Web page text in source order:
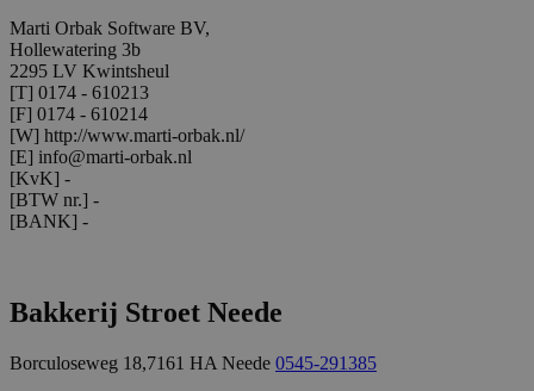
Marti Orbak Software BV,
Hollewatering 3b
2295 LV Kwintsheul
[T] 0174 - 610213
[F] 0174 - 610214
[W] http://www.marti-orbak.nl/
[E] info@marti-orbak.nl
[KvK] -
[BTW nr.] -
[BANK] -
Bakkerij Stroet Neede
Borculoseweg 18,7161 HA Neede 0545-291385